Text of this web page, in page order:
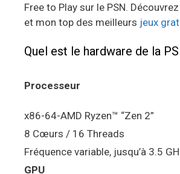
Free to Play sur le PSN.
et mon top des meilleurs jeux
Quel est le hardware de la
Processeur
x86-64-AMD Ryzen™ “Zen 2”
8 Cœurs / 16 Threads
Fréquence variable, jusqu’à 3.5
GPU